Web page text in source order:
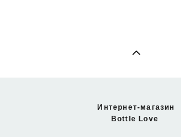
Интернет-магазин
Bottle Love